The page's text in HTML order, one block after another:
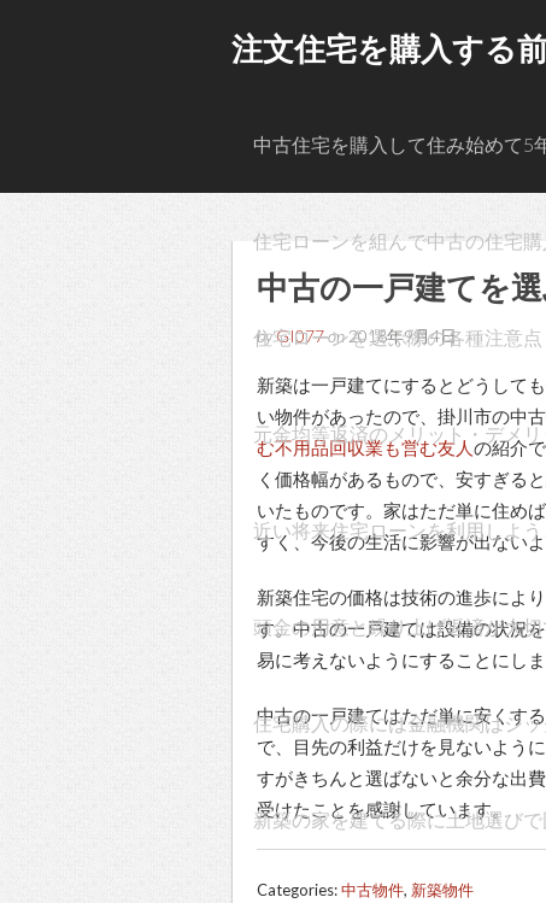
注文住宅を購入する
中古住宅を購入して住み始めて5
住宅ローンを組んで中古の住宅
住宅ローンを選ぶ際の各種注意点
元金均等返済のメリット・デメリ
近い将来住宅ローンを利用しよ
頭金の用意と繰り上げ返済が大
住宅購入の際には金融機関はジ
新築の家を建てる際に土地選び
中古の一戸建てを
byGI077on2018年9月4日
新築は一戸建てにするとどうして
い物件があったので、掛川市の中
む不用品回収業も営む友人の紹介
く価格幅があるもので、安すぎる
いたものです。家はただ単に住め
すく、今後の生活に影響が出ない
新築住宅の価格は技術の進歩によ
す。中古の一戸建ては設備の状況
易に考えないようにすることにしま
中古の一戸建てはただ単に安くす
で、目先の利益だけを見ないよう
すがきちんと選ばないと余分な出
受けたことを感謝しています。
Categories:中古物件, 新築物件